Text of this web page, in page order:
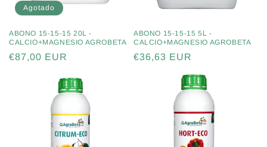
Agotado
ABONO 15-15-15 20L -
CALCIO+MAGNESIO AGROBETA
Precio
€87,00 EUR
ABONO 15-15-15 5L -
CALCIO+MAGNESIO AGROBETA
Precio
€36,63 EUR